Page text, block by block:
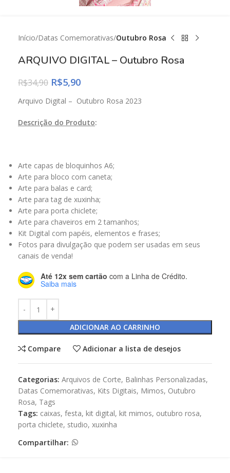
Início Datas Comemorativas Outubro Rosa
ARQUIVO DIGITAL – Outubro Rosa
R$34,90 R$5,90
Arquivo Digital – Outubro Rosa 2023
Descrição do Produto:
Arte capas de bloquinhos A6;
Arte para bloco com caneta;
Arte para balas e card;
Arte para tag de xuxinha;
Arte para porta chiclete;
Arte para chaveiros em 2 tamanhos;
Kit Digital com papéis, elementos e frases;
Fotos para divulgação que podem ser usadas em seus
canais de venda!
Até 12x sem cartão com a Linha de Crédito.
Saiba mais
ADICIONAR AO CARRINHO
Compare Adicionar a lista de desejos
Categorias: Arquivos de Corte, Balinhas Personalizadas,
Datas Comemorativas, Kits Digitais, Mimos, Outubro
Rosa, Tags
Tags: caixas, festa, kit digital, kit mimos, outubro rosa,
porta chiclete, studio, xuxinha
Compartilhar: